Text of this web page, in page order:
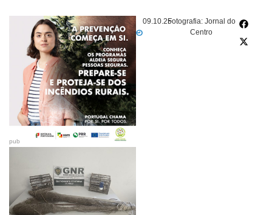
09.10.25Fotografia: Jornal do
Centro
pub